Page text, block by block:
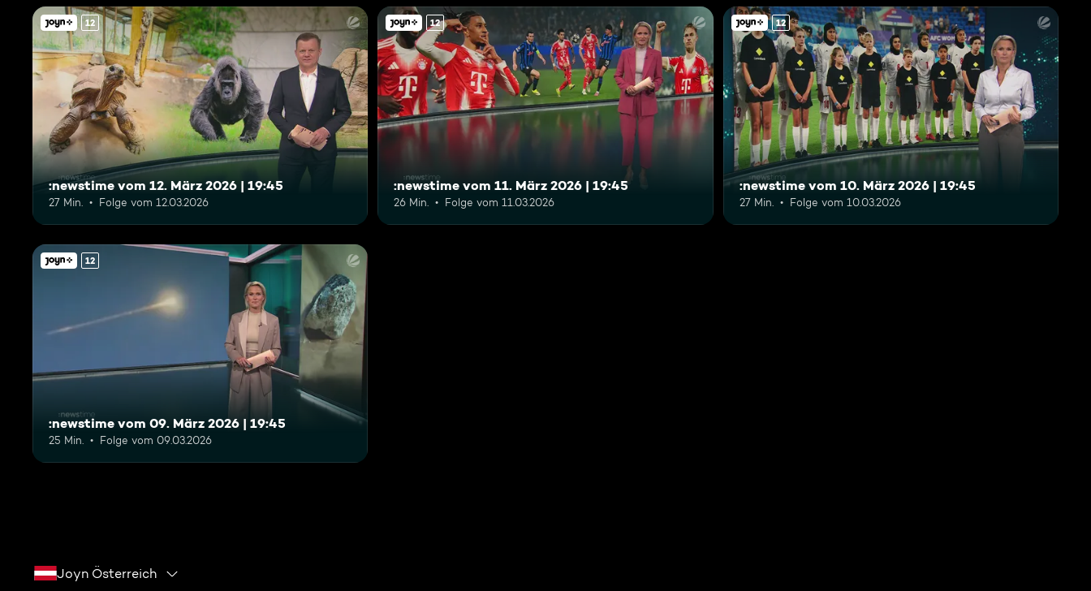
12
:newstime vom 12. März 2026 | 19:45
27 Min. Folge vom 12.03.2026
12
:newstime vom 11. März 2026 | 19:45
26 Min. Folge vom 11.03.2026
12
:newstime vom 10. März 2026 | 19:45
27 Min. Folge vom 10.03.2026
12
:newstime vom 09. März 2026 | 19:45
25 Min. Folge vom 09.03.2026
Joyn Österreich